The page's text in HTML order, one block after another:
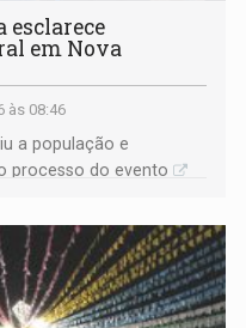
esclarece
em Nova
às 08:46
a população e
processo do evento